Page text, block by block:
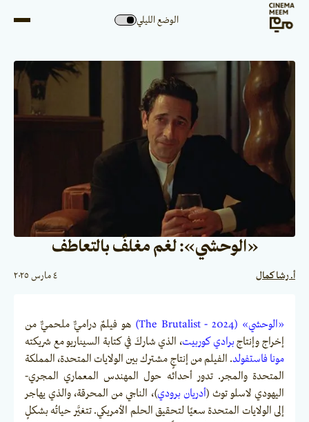
الوضع الليلي
«الوحشي»: لغم مغلفٌ بالتعاطف
أ. رشا كمال ٤ مارس ٢٠٢٥
«الوحشي» (The Brutalist - 2024)
هو فيلمٌ دراميٌّ ملحميٌّ من
إخراج وإنتاج برادي كوربيت، الذي شاركَ في كتابة السيناريو مع شريكته
مونا فاستفولد. الفيلم من إنتاجٍ مشترك بين الولايات المتحدة، المملكة
المتحدة والمجر. تدور أحداثه حول المهندس المعماري المجري-
اليهودي لاسلو توث (أدريان برودي)، الناجي من المحرقة، والذي يهاجر
إلى الولايات المتحدة سعيًا لتحقيق الحلم الأمريكي. تتغيَّر حياتُه بشكلٍ